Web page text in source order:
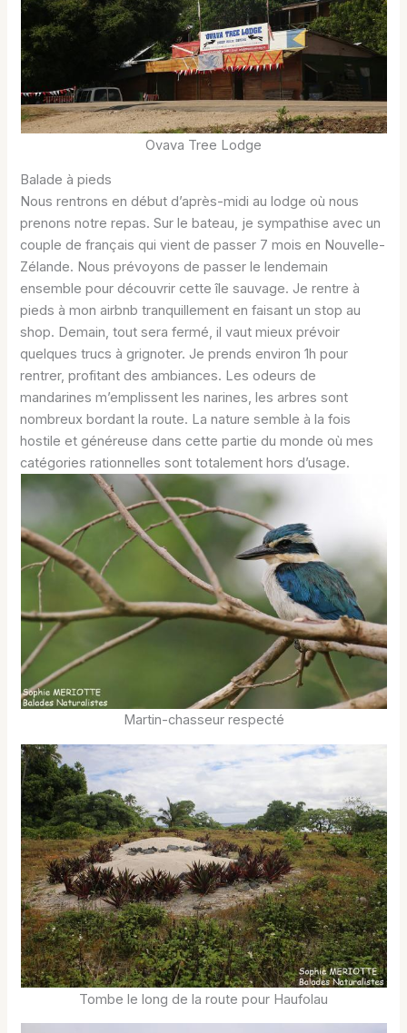
Ovava Tree Lodge
Balade à pieds
Nous rentrons en début d’après-midi au lodge où nous
prenons notre repas. Sur le bateau, je sympathise avec un
couple de français qui vient de passer 7 mois en Nouvelle-
Zélande. Nous prévoyons de passer le lendemain
ensemble pour découvrir cette île sauvage. Je rentre à
pieds à mon airbnb tranquillement en faisant un stop au
shop. Demain, tout sera fermé, il vaut mieux prévoir
quelques trucs à grignoter. Je prends environ 1h pour
rentrer, profitant des ambiances. Les odeurs de
mandarines m’emplissent les narines, les arbres sont
nombreux bordant la route. La nature semble à la fois
hostile et généreuse dans cette partie du monde où mes
catégories rationnelles sont totalement hors d’usage.
Martin-chasseur respecté
Tombe le long de la route pour Haufolau